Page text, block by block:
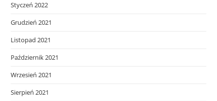
Styczeń 2022
Grudzień 2021
Listopad 2021
Październik 2021
Wrzesień 2021
Sierpień 2021